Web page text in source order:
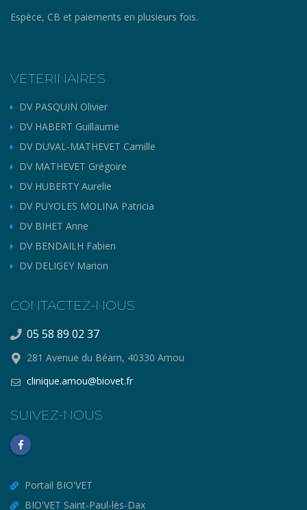
Espèce, CB et paiements en plusieurs fois.
VETERINAIRES
DV PASQUIN Olivier
DV HABERT Guillaume
DV DUVAL-MATHEVET Camille
DV MATHEVET Grégoire
DV HUBERTY Aurelie
DV PUYOLES MOLINA Patricia
DV BIHET Anne
DV BENDAILH Fabien
DV DELIGEY Marion
CONTACTEZ-NOUS
05 58 89 02 37
281 Avenue du Béarn, 40330 Amou
clinique.amou@biovet.fr
SUIVEZ-NOUS
Portail BIO'VET
BIO'VET Saint-Paul-lès-Dax